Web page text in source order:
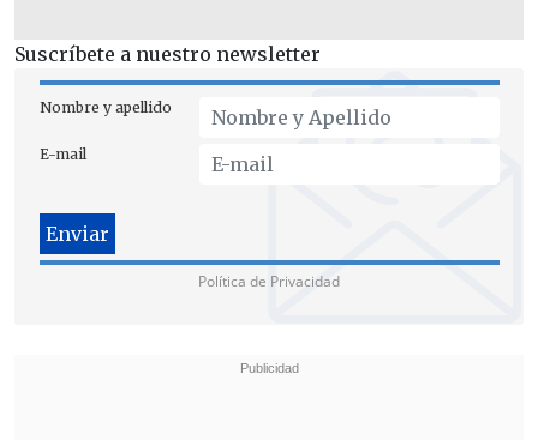
Suscríbete a nuestro newsletter
Nombre y apellido
E-mail
Política de Privacidad